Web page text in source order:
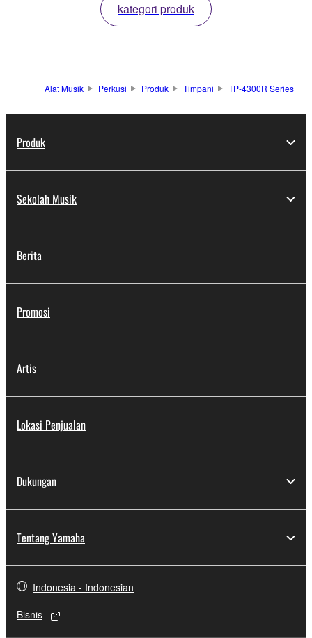
kategori produk
Alat Musik Perkusi Produk Timpani TP-4300R Series
Produk
Sekolah Musik
Berita
Promosi
Artis
Lokasi Penjualan
Dukungan
Tentang Yamaha
Indonesia - Indonesian
Bisnis